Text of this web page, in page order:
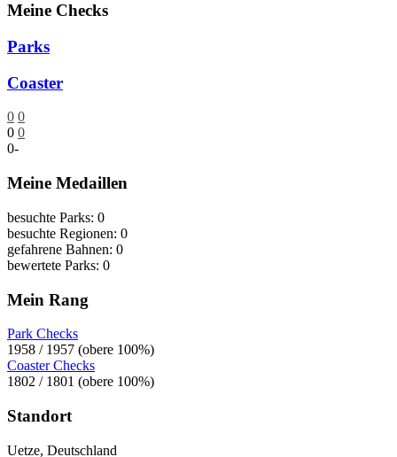
Meine Checks
Parks
Coaster
0 0
0 0
0-
Meine Medaillen
besuchte Parks: 0
besuchte Regionen: 0
gefahrene Bahnen: 0
bewertete Parks: 0
Mein Rang
Park Checks
1958 / 1957 (obere 100%)
Coaster Checks
1802 / 1801 (obere 100%)
Standort
Uetze, Deutschland